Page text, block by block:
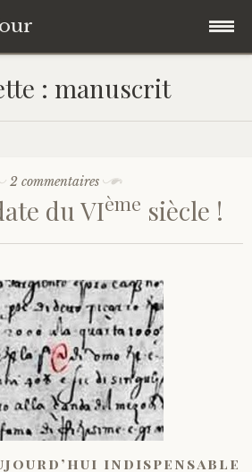
Générale
: manuscrit
2 commentaires
du VIème siècle !
indispensable